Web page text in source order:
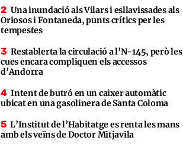
Una inundació als Vilars i esllavissades als
Oriosos i Fontaneda, punts crítics per les
tempestes
Restablerta la circulació a l’N-145, però les
cues encara compliquen els accessos
d’Andorra
Intent de butró en un caixer automàtic
ubicat en una gasolinera de Santa Coloma
L’Institut de l’Habitatge es renta les mans
amb els veïns de Doctor Mitjavila